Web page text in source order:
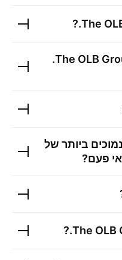
The
?
The OLB
ביותר של
אי פעם?
The OLB
?